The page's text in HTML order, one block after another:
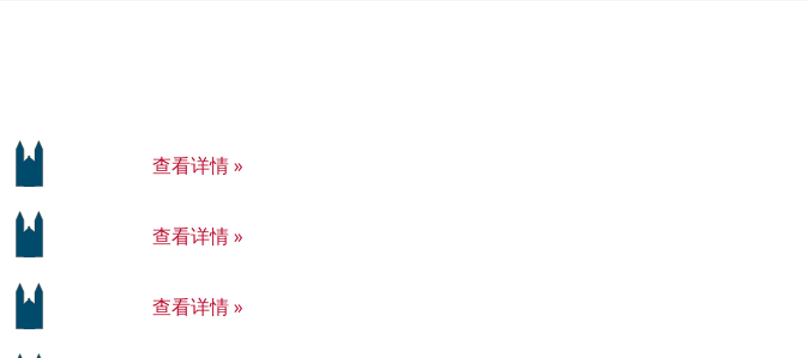
查看详情 »
查看详情 »
查看详情 »